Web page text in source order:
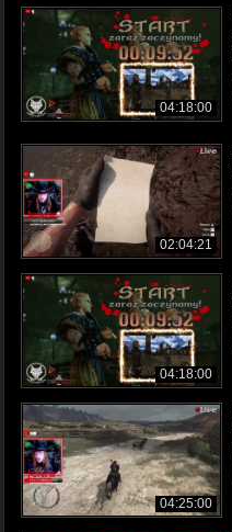
04:18:00
02:04:21
04:18:00
04:25:00